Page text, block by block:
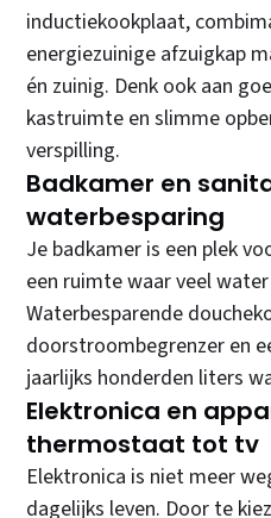
inductiekookplaat,
energiezuinige afzuigkap
én zuinig. Denk ook aan
kastruimte en slimme
verspilling.
Badkamer en
waterbesparing
Je badkamer is een plek
een ruimte waar veel
Waterbesparende
doorstroombegrenzer en
jaarlijks honderden liters
Elektronica en
thermostaat tot tv
Elektronica is niet meer
dagelijks leven. Door te